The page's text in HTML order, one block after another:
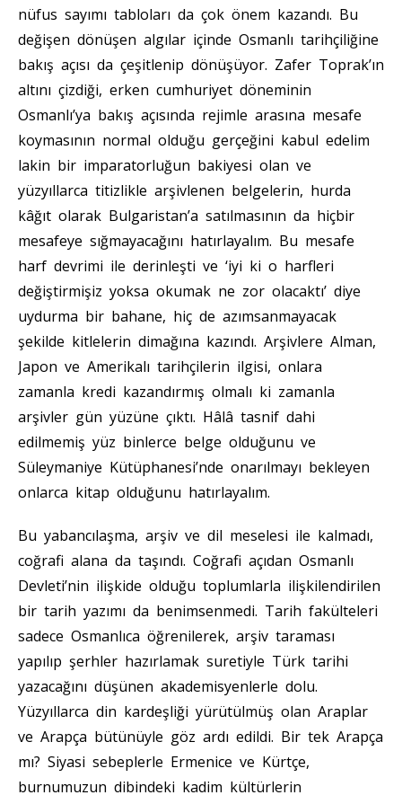
nüfus sayımı tabloları da çok önem kazandı. Bu
değişen dönüşen algılar içinde Osmanlı tarihçiliğine
bakış açısı da çeşitlenip dönüşüyor. Zafer Toprak’ın
altını çizdiği, erken cumhuriyet döneminin
Osmanlı’ya bakış açısında rejimle arasına mesafe
koymasının normal olduğu gerçeğini kabul edelim
lakin bir imparatorluğun bakiyesi olan ve
yüzyıllarca titizlikle arşivlenen belgelerin, hurda
kâğıt olarak Bulgaristan’a satılmasının da hiçbir
mesafeye sığmayacağını hatırlayalım. Bu mesafe
harf devrimi ile derinleşti ve ‘iyi ki o harfleri
değiştirmişiz yoksa okumak ne zor olacaktı’ diye
uydurma bir bahane, hiç de azımsanmayacak
şekilde kitlelerin dimağına kazındı. Arşivlere Alman,
Japon ve Amerikalı tarihçilerin ilgisi, onlara
zamanla kredi kazandırmış olmalı ki zamanla
arşivler gün yüzüne çıktı. Hâlâ tasnif dahi
edilmemiş yüz binlerce belge olduğunu ve
Süleymaniye Kütüphanesi’nde onarılmayı bekleyen
onlarca kitap olduğunu hatırlayalım.
Bu yabancılaşma, arşiv ve dil meselesi ile kalmadı,
coğrafi alana da taşındı. Coğrafi açıdan Osmanlı
Devleti’nin ilişkide olduğu toplumlarla ilişkilendirilen
bir tarih yazımı da benimsenmedi. Tarih fakülteleri
sadece Osmanlıca öğrenilerek, arşiv taraması
yapılıp şerhler hazırlamak suretiyle Türk tarihi
yazacağını düşünen akademisyenlerle dolu.
Yüzyıllarca din kardeşliği yürütülmüş olan Araplar
ve Arapça bütünüyle göz ardı edildi. Bir tek Arapça
mı? Siyasi sebeplerle Ermenice ve Kürtçe,
burnumuzun dibindeki kadim kültürlerin